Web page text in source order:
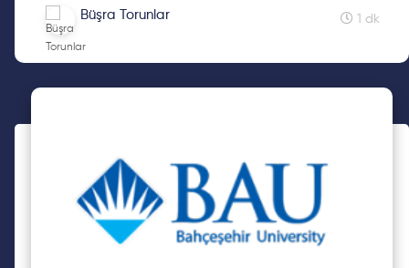
Büşra Torunlar 1 dk